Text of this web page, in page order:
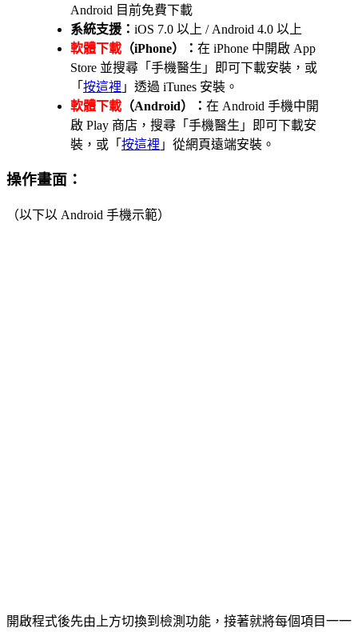
Android 目前免費下載
系統支援： iOS 7.0 以上 / Android 4.0 以上
軟體下載 （iPhone）： 在 iPhone 中開啟 App
Store 並搜尋「手機醫生」即可下載安裝，或
「 按這裡 」透過 iTunes 安裝。
軟體下載 （Android）： 在 Android 手機中開
啟 Play 商店，搜尋「手機醫生」即可下載安
裝，或「 按這裡 」從網頁遠端安裝。
操作畫面：
（以下以 Android 手機示範）
開啟程式後先由上方切換到檢測功能，接著就將每個項目一一